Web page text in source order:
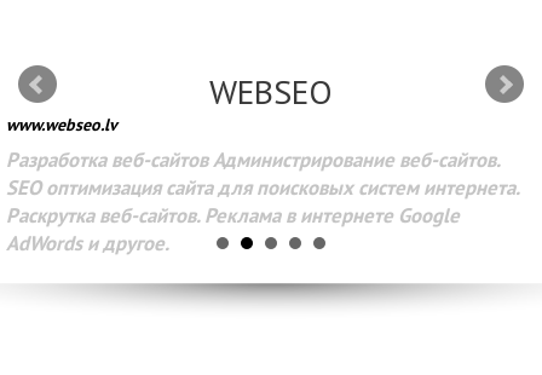
WEBSEO
www.webseo.lv
Разработка веб-сайтов Администрирование веб-сайтов.
SEO оптимизация сайта для поисковых систем интернета.
Раскрутка веб-сайтов. Реклама в интернете Google
AdWords и другое.